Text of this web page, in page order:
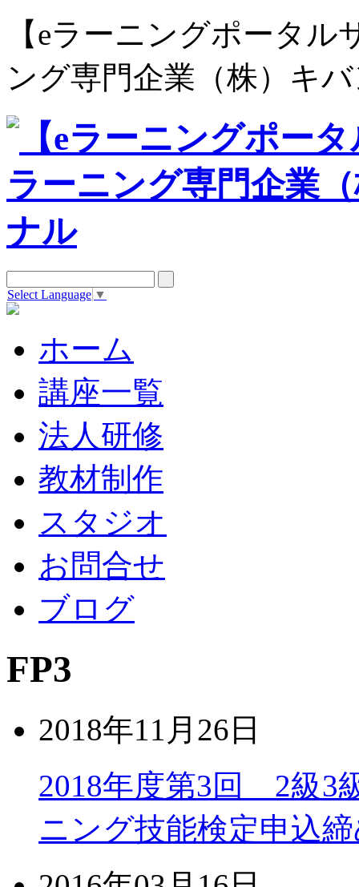
【eラーニングポータル
ング専門企業（株）キ
Select Language ▼
ホーム
講座一覧
法人研修
教材制作
スタジオ
お問合せ
ブログ
FP3
2018年11月26日
2018年度第3回 2級3
ニング技能検定申込